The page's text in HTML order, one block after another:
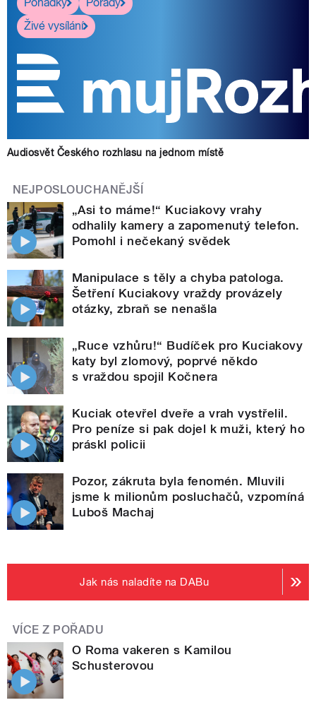
Živé vysílání
Audiosvět Českého rozhlasu na jednom místě
NEJPOSLOUCHANĚJŠÍ
„Asi to máme!“ Kuciakovy vrahy
odhalily kamery a zapomenutý telefon.
Pomohl i nečekaný svědek
Manipulace s těly a chyba patologa.
Šetření Kuciakovy vraždy provázely
otázky, zbraň se nenašla
„Ruce vzhůru!“ Budíček pro Kuciakovy
katy byl zlomový, poprvé někdo
s vraždou spojil Kočnera
Kuciak otevřel dveře a vrah vystřelil.
Pro peníze si pak dojel k muži, který ho
práskl policii
Pozor, zákruta byla fenomén. Mluvili
jsme k milionům posluchačů, vzpomíná
Luboš Machaj
Jak nás naladíte na DABu
VÍCE Z POŘADU
O Roma vakeren s Kamilou
Schusterovou